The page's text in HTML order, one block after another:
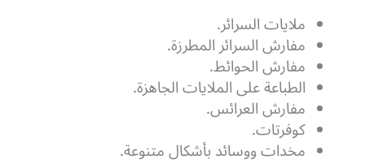
ملايات السرائر.
مفارش السرائر المطرزة.
مفارش الحوائط.
الطباعة على الملايات الجاهزة.
مفارش العرائس.
كوفرتات.
مخدات ووسائد بأشكال متنوعة.